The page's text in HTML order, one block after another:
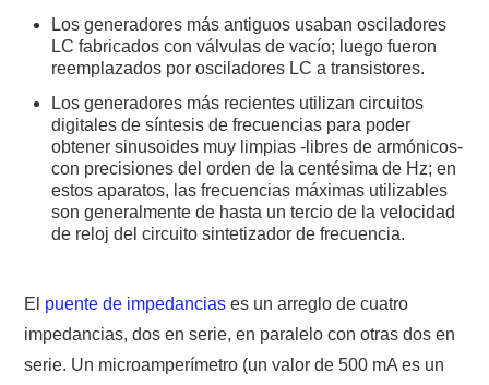
AUTENTIFICACIÓN DE MIEMBROS DEL
CRECJ
MUMLA APP ( MUY FÁCIL )
Los generadores más antiguos usaban osciladores
LC fabricados con válvulas de vacío; luego fueron
reemplazados por osciladores LC a transistores.
Los generadores más recientes utilizan circuitos
digitales de síntesis de frecuencias para poder
obtener sinusoides muy limpias -libres de armónicos-
con precisiones del orden de la centésima de Hz; en
estos aparatos, las frecuencias máximas utilizables
son generalmente de hasta un tercio de la velocidad
de reloj del circuito sintetizador de frecuencia.
El puente de impedancias es un arreglo de cuatro
impedancias, dos en serie, en paralelo con otras dos en
serie. Un microamperímetro (un valor de 500 mA es un